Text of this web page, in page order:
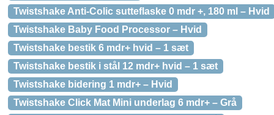
Twistshake Anti-Colic sutteflaske 0 mdr +, 180 ml – Hvid
Twistshake Baby Food Processor – Hvid
Twistshake bestik 6 mdr+ hvid – 1 sæt
Twistshake bestik i stål 12 mdr+ hvid – 1 sæt
Twistshake bidering 1 mdr+ – Hvid
Twistshake Click Mat Mini underlag 6 mdr+ – Grå